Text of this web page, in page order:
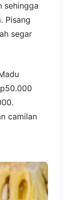
sehingga
Pisang
segar
camilan